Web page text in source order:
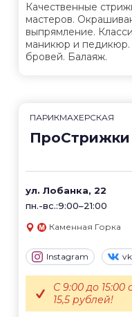
Качественные
мастеров.
выпрямление.
маникюр и
бровей. Балаяж.
ПАРИКМАХЕРСКАЯ
ПроСтрижки
ул. Лобанка, 22
пн.-вс.:9:00–21:00
Каменная Горка
Instagram
С 9:00 до
15,5 рублей!